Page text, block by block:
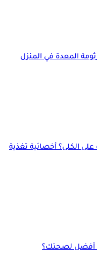
المعدة في المنزل
على الكلى؟ أخصائية تغذية
أفضل لصحتك؟